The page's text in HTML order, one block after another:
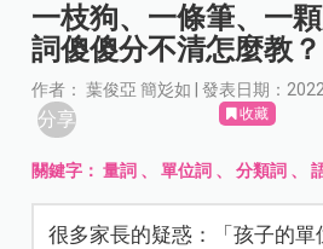
一枝狗、一條筆、一
詞傻傻分不清怎麼教？
作者： 葉俊亞 簡彣如 | 發表日期：
分享 收藏
關鍵字：量詞 、單位詞 、分類詞 、
很多家長的疑惑：「孩子的